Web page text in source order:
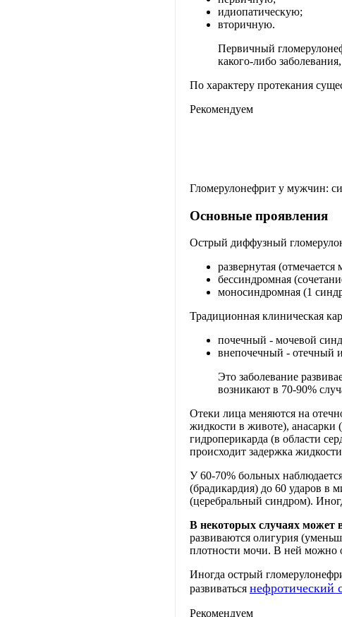
идиопатическую;
вторичную.
Первичный
какого-либо
По характеру протекания
Рекомендуем
Гломерулонефрит у мужчин:
Основные проявления
Острый диффузный
развернутая
бессиндромная
моносиндромная (1
Традиционная клиническая
почечный - мочевой
внепочечный - отечный
Это заболевание
возникают в 70-90%
Отеки лица меняются на
жидкости в животе), анасарки
гидроперикарда (в области
происходит задержка
У 60-70% больных
(брадикардия) до 60 ударов в
(церебральный синдром).
В некоторых случаях может
развиваются олигурия
плотности мочи. В ней можно
Иногда острый
развиваться нефротический
Рекомендуем